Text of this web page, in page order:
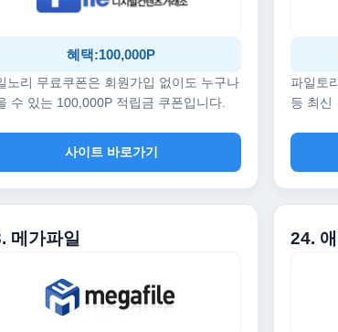
혜택:100,000P
노리 무료쿠폰은 회원가입 없이도 누구나
수 있는 100,000P 적립금 쿠폰입니다.
사이트 바로가기
파일토
등 최신
메가파일 24.